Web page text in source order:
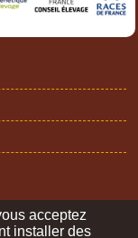
acceptez
installer des